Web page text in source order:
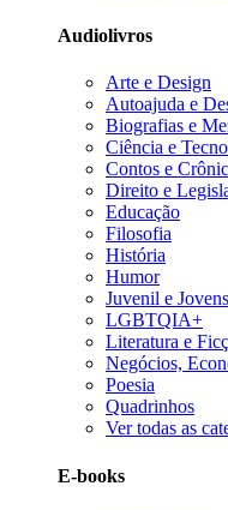
Audiolivros
Arte e Design
Autoajuda e
Biografias e
Ciência e
Contos e
Direito e
Educação
Filosofia
História
Humor
Juvenil e
LGBTQIA+
Literatura e
Negócios,
Poesia
Quadrinhos
Ver todas as
E-books